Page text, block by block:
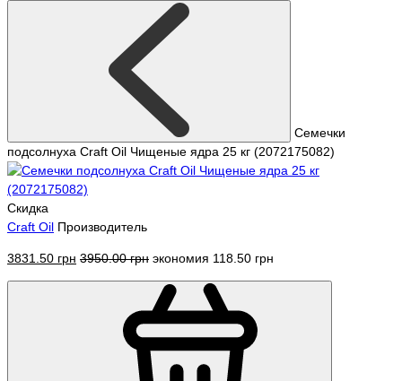
Семечки
подсолнуха Craft Oil Чищеные ядра 25 кг (2072175082)
Скидка
Craft Oil Производитель
3831.50 грн 3950.00 грн экономия 118.50 грн